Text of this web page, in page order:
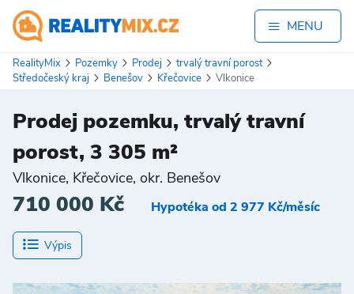
MENU
RealityMix Pozemky Prodej
trvalý travní porost
Středočeský kraj
Benešov Křečovice Vlkonice
Prodej pozemku, trvalý travní
porost, 3 305 m²
Vlkonice, Křečovice, okr. Benešov
710 000 Kč Hypotéka od 2 977 Kč/měsíc
Výpis